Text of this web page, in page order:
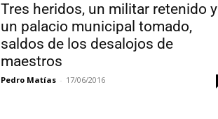
Tres heridos, un militar retenido y
un palacio municipal tomado,
saldos de los desalojos de
maestros
Pedro Matías - 17/06/2016